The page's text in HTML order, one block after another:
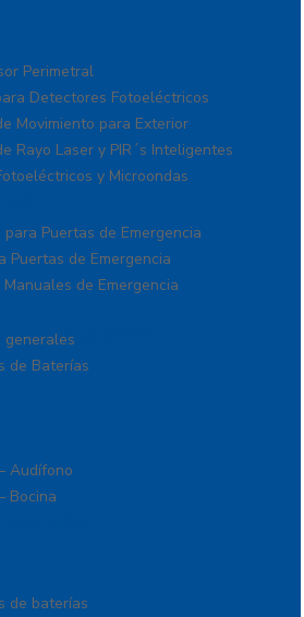
Perimetral
Detectores Fotoeléctricos
Movimiento para Exterior
Rayo Laser y PIR´s Inteligentes
y Microondas
Emergencia
Puertas de Emergencia
Puertas de Emergencia
de Emergencia
Hytera (HYT)
generales
de Baterías
Audífono
Bocina
ICOM
de baterías